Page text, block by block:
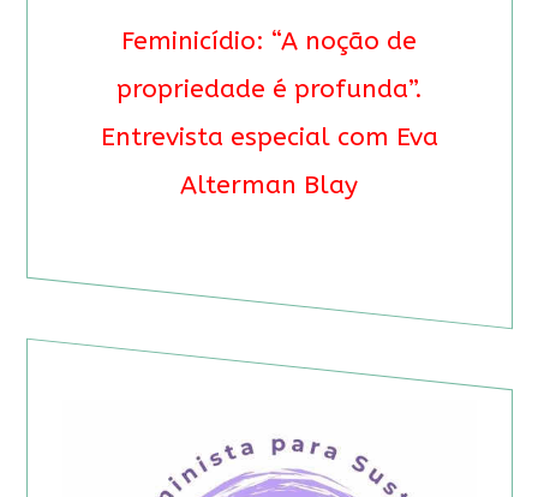
Feminicídio: “A noção de
propriedade é profunda”.
Entrevista especial com Eva
Alterman Blay